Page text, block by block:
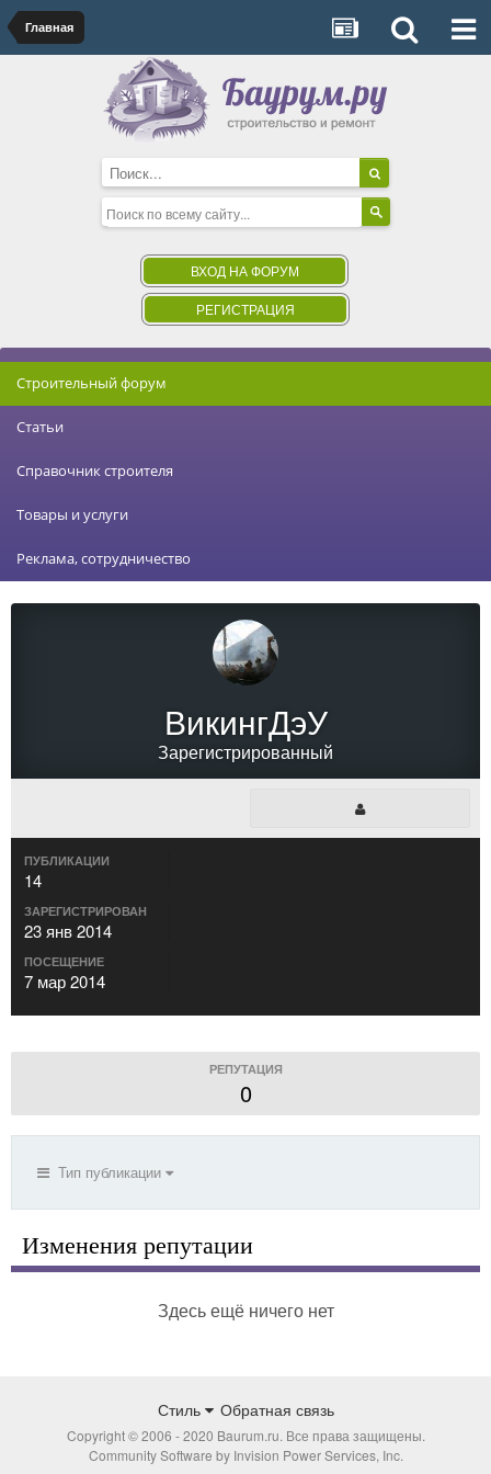
Главная
ВХОД НА ФОРУМ
РЕГИСТРАЦИЯ
Строительный форум
Статьи
Справочник строителя
Товары и услуги
Реклама, сотрудничество
ВикингДэУ
Зарегистрированный
ПУБЛИКАЦИИ
14
ЗАРЕГИСТРИРОВАН
23 янв 2014
ПОСЕЩЕНИЕ
7 мар 2014
РЕПУТАЦИЯ
0
Тип публикации
Изменения репутации
Здесь ещё ничего нет
Стиль Обратная связь
Copyright © 2006 - 2020 Baurum.ru. Все права защищены.
Community Software by Invision Power Services, Inc.